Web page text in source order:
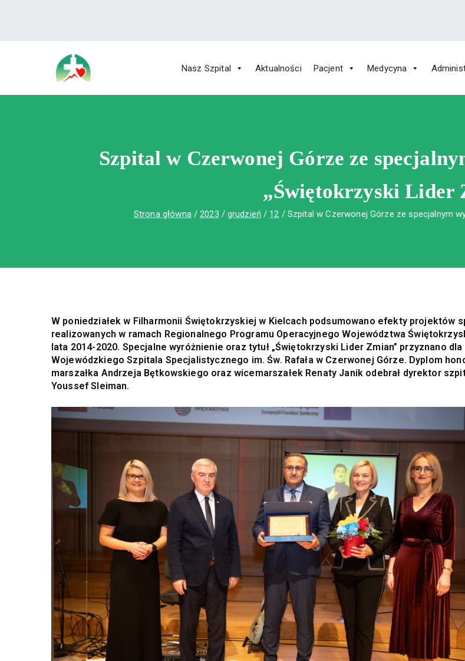
Wojewódzki Szpital Specjalistyczny im. Św. Rafała w Czerwonej Górze
Wojewódzki Szpital Specjalistyczny im. Św. Rafała w Czerwonej Górze
Nasz Szpital Aktualności Pacjent Medycyna
Szpital w Czerwonej Górze ze
„Świętokrzyski Lider
Strona główna 2023 grudzień 12 Szpital w Czerwonej Górze ze specjalnym
W poniedziałek w Filharmonii Świętokrzyskiej w Kielcach podsumowano efekty projektów
realizowanych w ramach Regionalnego Programu Operacyjnego Województwa
lata 2014-2020. Specjalne wyróżnienie oraz tytuł „Świętokrzyski Lider Zmian” przyznano dla
Wojewódzkiego Szpitala Specjalistycznego im. Św. Rafała w Czerwonej Górze. Dyplom
marszałka Andrzeja Bętkowskiego oraz wicemarszałek Renaty Janik odebrał dyrektor
Youssef Sleiman.